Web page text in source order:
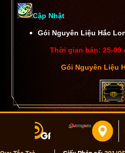
Cập Nhật
Gói Nguyên Liệu Hắc
Thời gian bán: 25-09
Gói Nguyên Liệu
Mở ra được
Gỡ